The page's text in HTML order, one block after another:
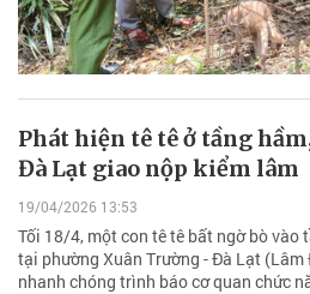
Phát hiện tê tê ở tầng
Đà Lạt giao nộp kiểm lâm
19/04/2026 13:53
Tối 18/4, một con tê tê bất ngờ bò vào
tại phường Xuân Trường - Đà Lạt
nhanh chóng trình báo cơ quan chức